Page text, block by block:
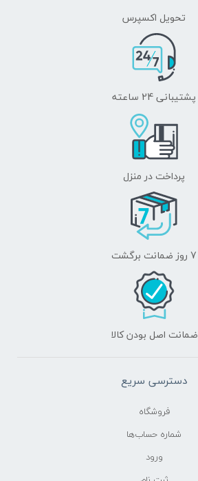
تحویل اکسپرس
پشتیبانی 24 ساعته
پرداخت در منزل
7 روز ضمانت برگشت
ضمانت اصل بودن کالا
دسترسی سریع
فروشگاه
شماره حساب‌ها
ورود